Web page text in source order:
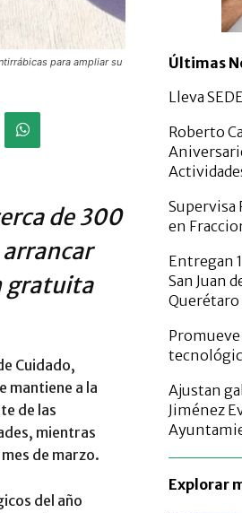
para ampliar su
de 300
gratuita
Cuidado,
mantiene a la
de las
mientras
de marzo.
del año
Últimas
Lleva
Roberto
Supervisa
en
Entregan
San Juan
Querétaro
Promueve
Ajustan
Jiménez
Explorar